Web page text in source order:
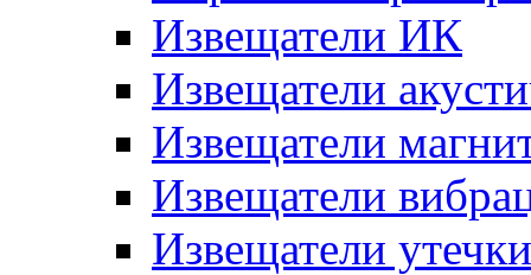
Извещатели ИК
Извещатели
Извещатели
Извещатели
Извещатели утечки